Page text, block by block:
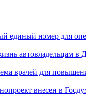
единый номер для
автовладельцам в
врачей для
внесен в